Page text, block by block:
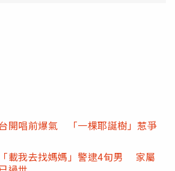
開唱前爆氣 「一棵耶誕樹」惹爭
載我去找媽媽」警逮4旬男 家屬